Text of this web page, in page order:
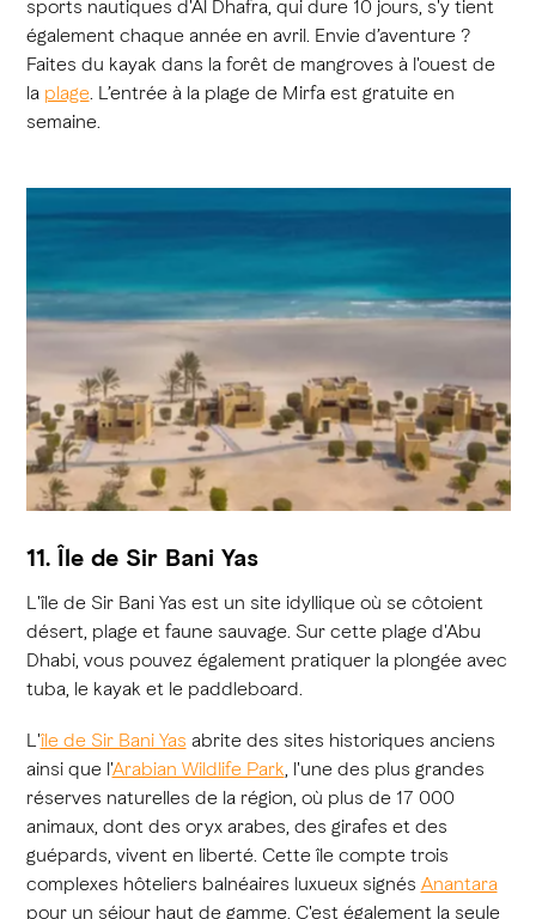
sports nautiques d'Al Dhafra, qui dure 10 jours, s'y tient
également chaque année en avril. Envie d’aventure ?
Faites du kayak dans la forêt de mangroves à l'ouest de
la plage. L’entrée à la plage de Mirfa est gratuite en
semaine.
11. Île de Sir Bani Yas
L'île de Sir Bani Yas est un site idyllique où se côtoient
désert, plage et faune sauvage. Sur cette plage d'Abu
Dhabi, vous pouvez également pratiquer la plongée avec
tuba, le kayak et le paddleboard.
L'île de Sir Bani Yas abrite des sites historiques anciens
ainsi que l'Arabian Wildlife Park, l'une des plus grandes
réserves naturelles de la région, où plus de 17 000
animaux, dont des oryx arabes, des girafes et des
guépards, vivent en liberté. Cette île compte trois
complexes hôteliers balnéaires luxueux signés Anantara
pour un séjour haut de gamme. C'est également la seule